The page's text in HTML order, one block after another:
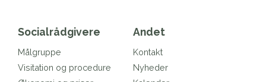
Socialrådgivere
Målgruppe
Visitation og procedure
Andet
Kontakt
Nyheder